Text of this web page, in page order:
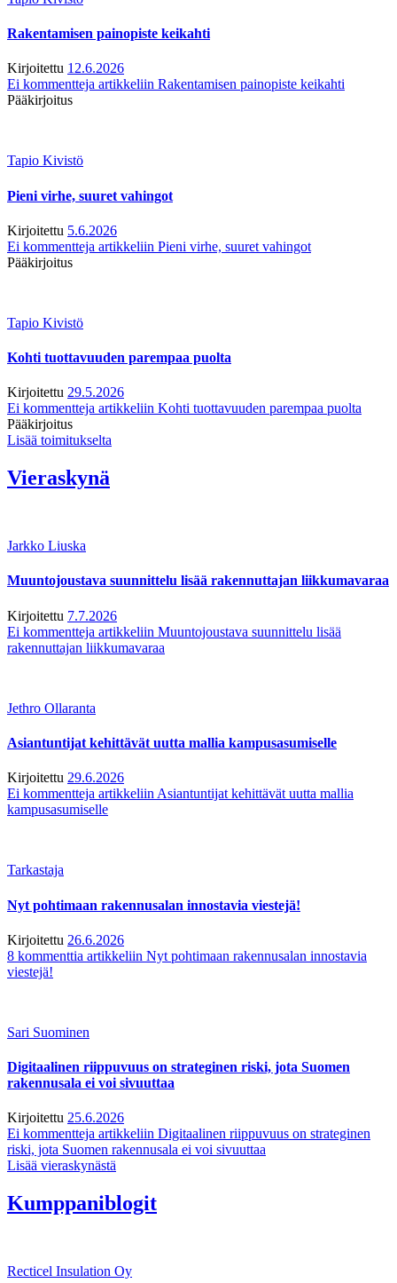
Rakentamisen painopiste keikahti
Kirjoitettu 12.6.2026
Ei kommentteja artikkeliin Rakentamisen painopiste keikahti
Pääkirjoitus
Tapio Kivistö
Pieni virhe, suuret vahingot
Kirjoitettu 5.6.2026
Ei kommentteja artikkeliin Pieni virhe, suuret vahingot
Pääkirjoitus
Tapio Kivistö
Kohti tuottavuuden parempaa puolta
Kirjoitettu 29.5.2026
Ei kommentteja artikkeliin Kohti tuottavuuden parempaa puolta
Pääkirjoitus
Lisää toimitukselta
Vieraskynä
Jarkko Liuska
Muuntojoustava suunnittelu lisää rakennuttajan liikkumavaraa
Kirjoitettu 7.7.2026
Ei kommentteja artikkeliin Muuntojoustava suunnittelu lisää
rakennuttajan liikkumavaraa
Jethro Ollaranta
Asiantuntijat kehittävät uutta mallia kampusasumiselle
Kirjoitettu 29.6.2026
Ei kommentteja artikkeliin Asiantuntijat kehittävät uutta mallia
kampusasumiselle
Tarkastaja
Nyt pohtimaan rakennusalan innostavia viestejä!
Kirjoitettu 26.6.2026
8 kommenttia artikkeliin Nyt pohtimaan rakennusalan innostavia
viestejä!
Sari Suominen
Digitaalinen riippuvuus on strateginen riski, jota Suomen
rakennusala ei voi sivuuttaa
Kirjoitettu 25.6.2026
Ei kommentteja artikkeliin Digitaalinen riippuvuus on strateginen
riski, jota Suomen rakennusala ei voi sivuuttaa
Lisää vieraskynästä
Kumppaniblogit
Recticel Insulation Oy